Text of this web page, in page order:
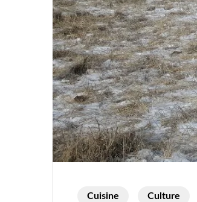
Cuisine Culture